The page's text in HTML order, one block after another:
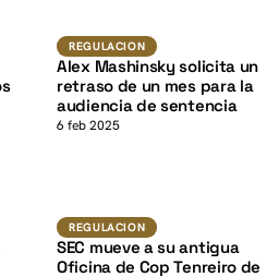
Regulacion
REGULACION
Alex Mashinsky solicita un
retraso de un mes para la
audiencia de sentencia
6 feb 2025
Regulacion
REGULACION
SEC mueve a su antigua
Oficina de Cop Tenreiro de